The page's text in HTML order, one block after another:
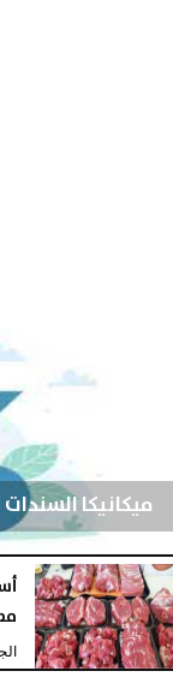
ميكانيكا
الأربعاء، 15 أبريل 2026 12:18 مـ